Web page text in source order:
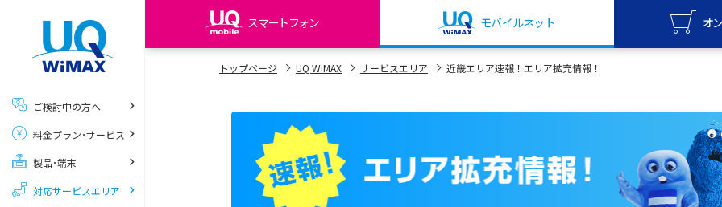
スマートフォン モバイルネット オ
my UQ WiMAX
My UQ mobile
UQ mobile ご契約の方
UQ mobile
データチャージサイト
UQ
オンラ
トップページ UQ WiMAX サービスエリア 近畿エリア速報！エリア拡充情報！
ご検討中の方へ
料金プラン･サービス
製品･端末
対応サービスエリア